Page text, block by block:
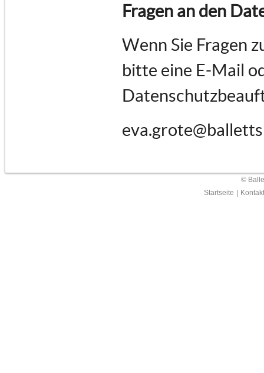
Fragen an den
Wenn Sie Fragen
bitte eine E-Mail
©
Startseite
Kontakt